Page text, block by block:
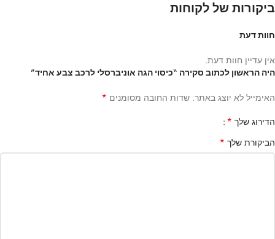
ביקורות של לקוחות
חוות דעת
אין עדיין חוות דעת.
היה הראשון לכתוב סקירה “כיסוי הגה אוניברסלי לרכב צבע אחיד”
האימייל לא יוצג באתר. שדות החובה מסומנים *
הדירוג שלך *
הביקורת שלך *